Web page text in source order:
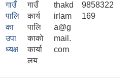
गाउँ
पालि
का
उपा
ध्यक्ष
गाउँ
कार्य
पालि
काकाे
कार्या
लय
thakd
irlam
a@g
mail.
com
9858322
169